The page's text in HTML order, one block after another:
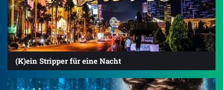
(K)ein Stripper für eine Nacht